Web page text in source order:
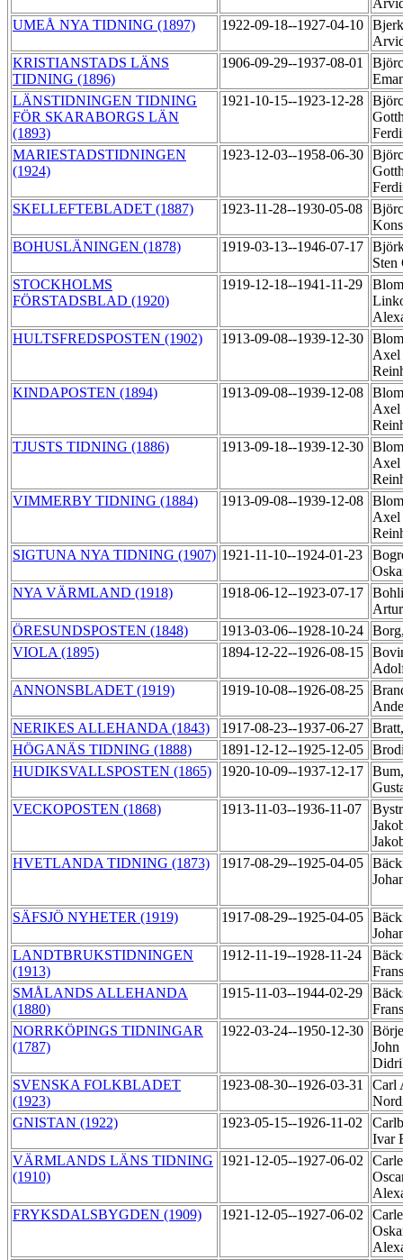
UMEÅ NYA TIDNING (1897)
1922-09-18--1927-04-10
KRISTIANSTADS LÄNS
TIDNING (1896)
1906-09-29--1937-08-01
LÄNSTIDNINGEN TIDNING
FÖR SKARABORGS LÄN
(1893)
1921-10-15--1923-12-28
MARIESTADSTIDNINGEN
(1924)
1923-12-03--1958-06-30
SKELLEFTEBLADET (1887)
1923-11-28--1930-05-08
BOHUSLÄNINGEN (1878)
1919-03-13--1946-07-17
STOCKHOLMS
FÖRSTADSBLAD (1920)
1919-12-18--1941-11-29
HULTSFREDSPOSTEN (1902)
1913-09-08--1939-12-30
Axel
KINDAPOSTEN (1894)
1913-09-08--1939-12-08
Axel
TJUSTS TIDNING (1886)
1913-09-18--1939-12-30
Axel
VIMMERBY TIDNING (1884)
1913-09-08--1939-12-08
Axel
SIGTUNA NYA TIDNING (1907) 1921-11-10--1924-01-23
NYA VÄRMLAND (1918)
1918-06-12--1923-07-17
ÖRESUNDSPOSTEN (1848)
1913-03-06--1928-10-24
VIOLA (1895)
1894-12-22--1926-08-15
ANNONSBLADET (1919)
1919-10-08--1926-08-25
NERIKES ALLEHANDA (1843)
1917-08-23--1937-06-27
HÖGANÄS TIDNING (1888)
1891-12-12--1925-12-05
HUDIKSVALLSPOSTEN (1865)
1920-10-09--1937-12-17
VECKOPOSTEN (1868)
1913-11-03--1936-11-07
HVETLANDA TIDNING (1873)
1917-08-29--1925-04-05
SÄFSJÖ NYHETER (1919) 1917-08-29--1925-04-05
LANDTBRUKSTIDNINGEN
(1913)
1912-11-19--1928-11-24
SMÅLANDS ALLEHANDA
(1880)
1915-11-03--1944-02-29
NORRKÖPINGS TIDNINGAR
(1787)
1922-03-24--1950-12-30
SVENSKA FOLKBLADET
(1923)
1923-08-30--1926-03-31
Carl
GNISTAN (1922)
1923-05-15--1926-11-02
Ivar
VÄRMLANDS LÄNS TIDNING
(1910)
1921-12-05--1927-06-02
FRYKSDALSBYGDEN (1909)
1921-12-05--1927-06-02